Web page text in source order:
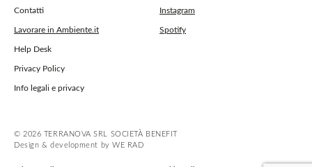
Contatti
Lavorare in Ambiente.it
Help Desk
Privacy Policy
Info legali e privacy
Instagram
Spotify
© 2026 TERRANOVA SRL SOCIETÀ BENEFIT
Design & development by WE RAD